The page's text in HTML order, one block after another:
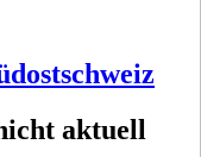
aktuell